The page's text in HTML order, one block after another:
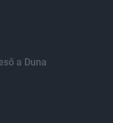
a Duna